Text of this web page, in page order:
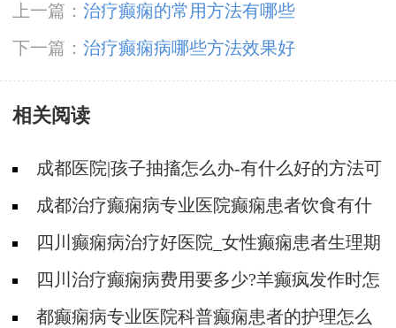
上一篇： 治疗癫痫的常用方法有哪些
下一篇： 治疗癫痫病哪些方法效果好
相关阅读
成都医院|孩子抽搐怎么办-有什么好的方法可
以预防癫痫发作?
成都治疗癫痫病专业医院癫痫患者饮食有什
么特殊注意事项?
四川癫痫病治疗好医院_女性癫痫患者生理期
要注意什么?
四川治疗癫痫病费用要多少?羊癫疯发作时怎
么护理?
都癫痫病专业医院科普癫痫患者的护理怎么